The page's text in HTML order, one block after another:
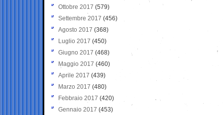
Ottobre 2017 (579)
Settembre 2017 (456)
Agosto 2017 (368)
Luglio 2017 (450)
Giugno 2017 (468)
Maggio 2017 (460)
Aprile 2017 (439)
Marzo 2017 (480)
Febbraio 2017 (420)
Gennaio 2017 (453)